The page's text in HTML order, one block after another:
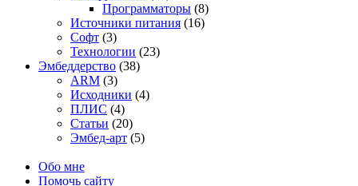
Программаторы (8)
Источники питания (16)
Софт (3)
Технологии (23)
Эмбеддерство (38)
ARM (3)
Исходники (4)
ПЛИС (4)
Статьи (20)
Эмбед-арт (5)
Обо мне
Помочь сайту